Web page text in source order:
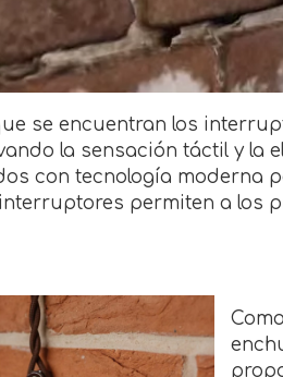
se encuentran los
la sensación táctil y la
con tecnología moderna
permiten a los